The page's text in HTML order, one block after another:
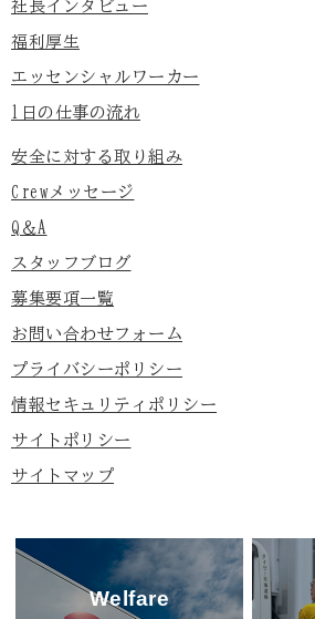
社長インタビュー
福利厚生
エッセンシャルワーカー
1日の仕事の流れ
安全に対する取り組み
Crewメッセージ
Q＆A
スタッフブログ
募集要項一覧
お問い合わせフォーム
プライバシーポリシー
情報セキュリティポリシー
サイトポリシー
サイトマップ
Welfare